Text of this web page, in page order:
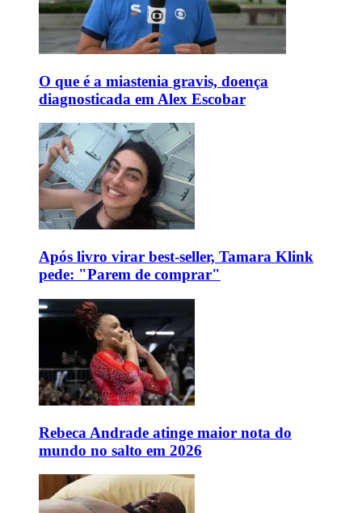
O que é a miastenia gravis, doença
diagnosticada em Alex Escobar
Após livro virar best-seller, Tamara Klink
pede: "Parem de comprar"
Rebeca Andrade atinge maior nota do
mundo no salto em 2026